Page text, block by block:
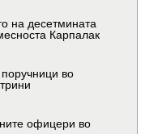
на десетмината
Карпалак
во
офицери во